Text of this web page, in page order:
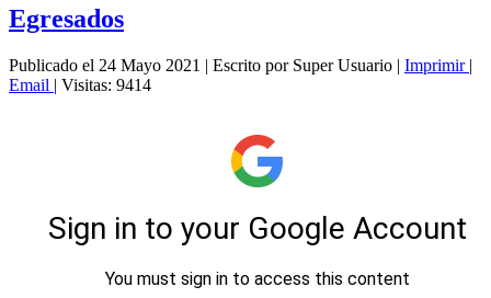
Egresados
Publicado el 24 Mayo 2021 | Escrito por Super Usuario | Imprimir |
Email | Visitas: 9414